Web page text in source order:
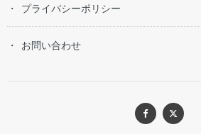
プライバシーポリシー
お問い合わせ